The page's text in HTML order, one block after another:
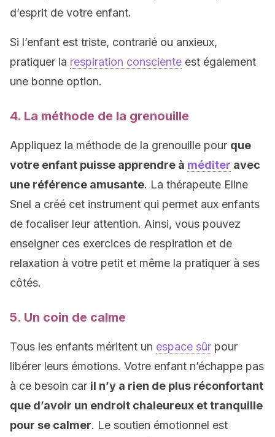
d’esprit de votre enfant.
Si l’enfant est triste, contrarié ou anxieux,
pratiquer la respiration consciente est également
une bonne option.
4. La méthode de la grenouille
Appliquez la méthode de la grenouille pour que
votre enfant puisse apprendre à méditer avec
une référence amusante. La thérapeute Eline
Snel a créé cet instrument qui permet aux enfants
de focaliser leur attention. Ainsi, vous pouvez
enseigner ces exercices de respiration et de
relaxation à votre petit et même la pratiquer à ses
côtés.
5. Un coin de calme
Tous les enfants méritent un espace sûr pour
libérer leurs émotions. Votre enfant n’échappe pas
à ce besoin car il n’y a rien de plus réconfortant
que d’avoir un endroit chaleureux et tranquille
pour se calmer. Le soutien émotionnel est